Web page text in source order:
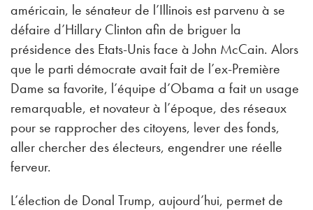
américain, le sénateur de l’Illinois est parvenu à se
défaire d’Hillary Clinton afin de briguer la
présidence des Etats-Unis face à John McCain. Alors
que le parti démocrate avait fait de l’ex-Première
Dame sa favorite, l’équipe d’Obama a fait un usage
remarquable, et novateur à l’époque, des réseaux
pour se rapprocher des citoyens, lever des fonds,
aller chercher des électeurs, engendrer une réelle
ferveur.
L’élection de Donal Trump, aujourd’hui, permet de